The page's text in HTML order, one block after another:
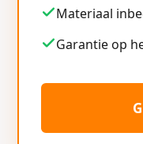
Materiaal
Garantie op